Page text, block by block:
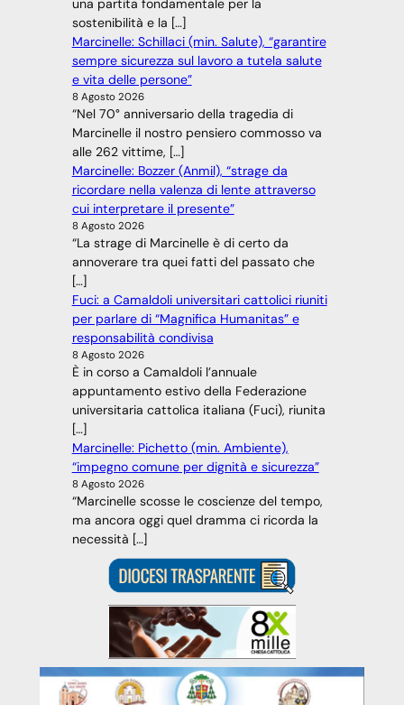
una partita fondamentale per la
sostenibilità e la […]
Marcinelle: Schillaci (min. Salute), “garantire
sempre sicurezza sul lavoro a tutela salute
e vita delle persone”
8 Agosto 2026
“Nel 70° anniversario della tragedia di
Marcinelle il nostro pensiero commosso va
alle 262 vittime, […]
Marcinelle: Bozzer (Anmil), “strage da
ricordare nella valenza di lente attraverso
cui interpretare il presente”
8 Agosto 2026
“La strage di Marcinelle è di certo da
annoverare tra quei fatti del passato che
[…]
Fuci: a Camaldoli universitari cattolici riuniti
per parlare di “Magnifica Humanitas” e
responsabilità condivisa
8 Agosto 2026
È in corso a Camaldoli l’annuale
appuntamento estivo della Federazione
universitaria cattolica italiana (Fuci), riunita
[…]
Marcinelle: Pichetto (min. Ambiente),
“impegno comune per dignità e sicurezza”
8 Agosto 2026
“Marcinelle scosse le coscienze del tempo,
ma ancora oggi quel dramma ci ricorda la
necessità […]